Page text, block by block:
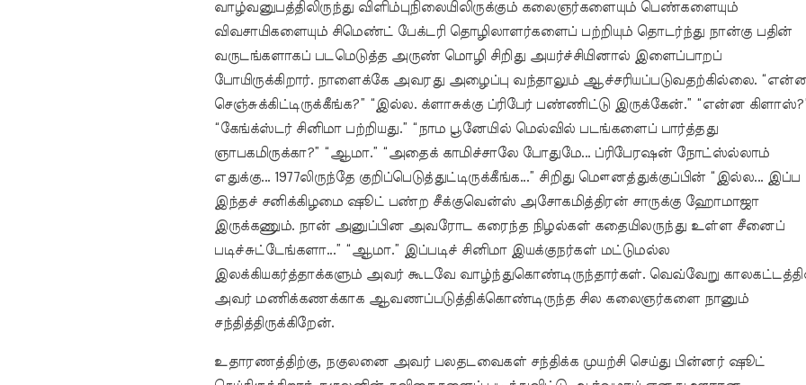
வாழ்வனுபத்திலிருந்து விளிம்புநிலையிலிருக்கும் கலைஞர்களையும் பெண்களையும்
விவசாயிகளையும் சிமெண்ட் பேக்டரி தொழிலாளர்களைப் பற்றியும் தொடர்ந்து நான்கு பதின்
வருடங்களாகப் படமெடுத்த அருண் மொழி சிறிது அயர்ச்சியினால் இளைப்பாறப்
போயிருக்கிறார். நாளைக்கே அவரது அழைப்பு வந்தாலும் ஆச்சரியப்படுவதற்கில்லை.
செஞ்சுக்கிட்டிருக்கீங்க?” “இல்ல. க்ளாசுக்கு ப்ரிபேர் பண்ணிட்டு இருக்கேன்.” “என்ன
“கேங்க்ஸ்டர் சினிமா பற்றியது.” “நாம பூனேயில் மெல்வில் படங்களைப் பார்த்தது
ஞாபகமிருக்கா?” “ஆமா.” “அதைக் காமிச்சாலே போதுமே... ப்ரிபேரஷன் நோட்ஸ்ல்லாம்
எதுக்கு... 1977லிருந்தே குறிப்பெடுத்துட்டிருக்கீங்க...” சிறிது மௌனத்துக்குப்பின் “இல்ல... இப்ப
இந்தச் சனிக்கிழமை ஷூட் பண்ற சீக்குவென்ஸ் அசோகமித்திரன் சாருக்கு ஹோமாஜா
இருக்கணும். நான் அனுப்பின அவரோட கரைந்த நிழல்கள் கதையிலருந்து உள்ள சீனைப்
படிச்சுட்டேங்களா...” “ஆமா.” இப்படிச் சினிமா இயக்குநர்கள் மட்டுமல்ல
இலக்கியகர்த்தாக்களும் அவர் கூடவே வாழ்ந்துகொண்டிருந்தார்கள். வெவ்வேறு
அவர் மணிக்கணக்காக ஆவணப்படுத்திக்கொண்டிருந்த சில கலைஞர்களை நானும்
சந்தித்திருக்கிறேன்.
உதாரணத்திற்கு, நகுலனை அவர் பலதடவைகள் சந்திக்க முயற்சி செய்து பின்னர் ஷூட்